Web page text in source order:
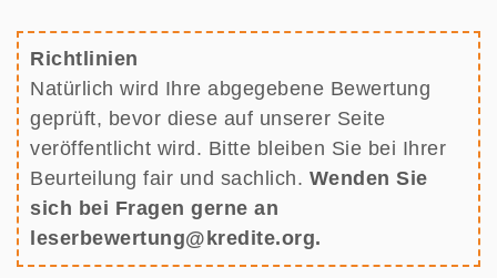
Richtlinien
Natürlich wird Ihre abgegebene Bewertung
geprüft, bevor diese auf unserer Seite
veröffentlicht wird. Bitte bleiben Sie bei Ihrer
Beurteilung fair und sachlich. Wenden Sie
sich bei Fragen gerne an
leserbewertung@kredite.org.